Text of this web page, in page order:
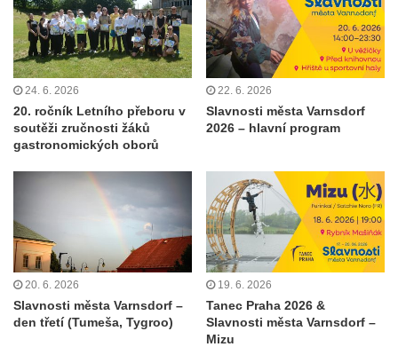
24. 6. 2026
20. ročník Letního přeboru v
soutěži zručnosti žáků
gastronomických oborů
22. 6. 2026
Slavnosti města Varnsdorf
2026 – hlavní program
20. 6. 2026
Slavnosti města Varnsdorf –
den třetí (Tumeša, Tygroo)
19. 6. 2026
Tanec Praha 2026 &
Slavnosti města Varnsdorf –
Mizu